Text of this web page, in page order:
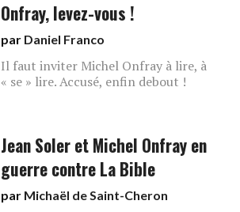
Onfray, levez-vous !
par Daniel Franco
Il faut inviter Michel Onfray à lire, à
« se » lire. Accusé, enfin debout !
Jean Soler et Michel Onfray en
guerre contre La Bible
par Michaël de Saint-Cheron